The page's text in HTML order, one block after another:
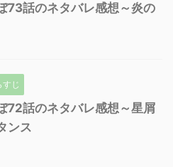
73話のネタバレ感想～炎の
すじ
72話のネタバレ感想～星屑
ンス